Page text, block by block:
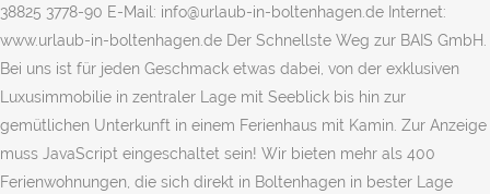
38825 3778-90 E-Mail: info@urlaub-in-boltenhagen.de Internet:
www.urlaub-in-boltenhagen.de Der Schnellste Weg zur BAIS GmbH.
Bei uns ist für jeden Geschmack etwas dabei, von der exklusiven
Luxusimmobilie in zentraler Lage mit Seeblick bis hin zur
gemütlichen Unterkunft in einem Ferienhaus mit Kamin. Zur Anzeige
muss JavaScript eingeschaltet sein! Wir bieten mehr als 400
Ferienwohnungen, die sich direkt in Boltenhagen in bester Lage